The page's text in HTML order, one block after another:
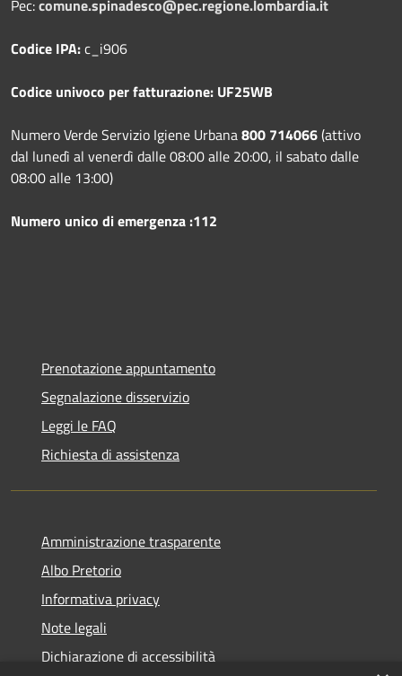
Pec:comune.spinadesco@pec.regione.lombardia.it
Codice IPA:c_i906
Codice univoco per fatturazione: UF25WB
Numero Verde Servizio Igiene Urbana800 714066(attivo
dal lunedì al venerdì dalle 08:00 alle 20:00, il sabato dalle
08:00 alle 13:00)
Numero unico di emergenza :112
Prenotazione appuntamento
Segnalazione disservizio
Leggi le FAQ
Richiesta di assistenza
Amministrazione trasparente
Albo Pretorio
Informativa privacy
Note legali
Dichiarazione di accessibilità